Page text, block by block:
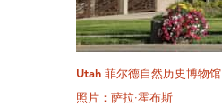
Utah 菲尔德自然历史博物馆
照片：萨拉·霍布斯